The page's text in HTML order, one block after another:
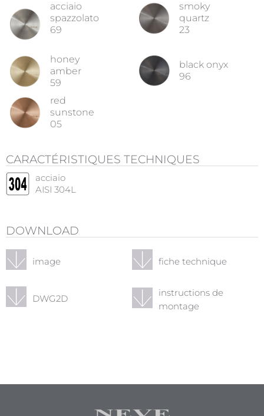
acciaio
spazzolato
69
smoky
quartz
23
honey
amber
59
black onyx
96
red
sunstone
05
CARACTÉRISTIQUES TECHNIQUES
acciaio
AISI 304L
DOWNLOAD
image fiche technique
DWG2D
instructions de
montage